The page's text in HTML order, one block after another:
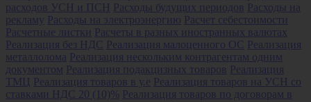
расходов УСН и ПСН Расходы будущих периодов Расходы на
рекламу Расходы на электроэнергию Расчет себестоимости
Расчетные листки Расчеты в разных иностранных валютах
Реализация без НДС
Реализация малоценного ОС
Реализация
металлолома Реализация нескольким контрагентам одним
документом Реализация подакцизных товаров Реализация
ТМЦ Реализация товаров в у.е Реализация товаров на УСН со
ставками НДС 20 (10)% Реализация товаров по договорам в